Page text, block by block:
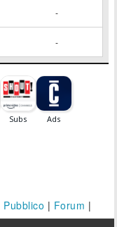
-
-
Pubblico | Forum |